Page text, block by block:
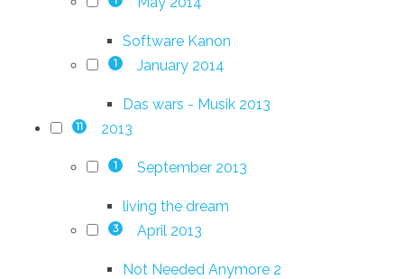
Software Kanon
1 January 2014
Das wars - Musik 2013
11 2013
1 September 2013
living the dream
3 April 2013
Not Needed Anymore 2